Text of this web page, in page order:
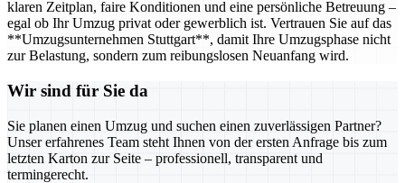
klaren Zeitplan, faire Konditionen und eine persönliche Betreuung –
egal ob Ihr Umzug privat oder gewerblich ist. Vertrauen Sie auf das
**Umzugsunternehmen Stuttgart**, damit Ihre Umzugsphase nicht
zur Belastung, sondern zum reibungslosen Neuanfang wird.
Wir sind für Sie da
Sie planen einen Umzug und suchen einen zuverlässigen Partner?
Unser erfahrenes Team steht Ihnen von der ersten Anfrage bis zum
letzten Karton zur Seite – professionell, transparent und
termingerecht.